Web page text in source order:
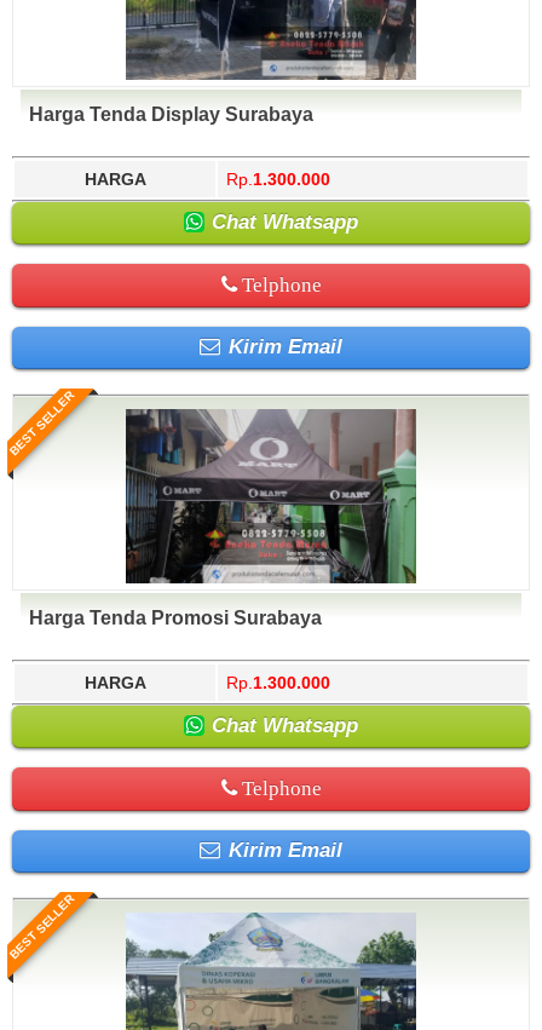
Harga Tenda Display Surabaya
HARGA Rp. 1.300.000
Chat Whatsapp
Telphone
Kirim Email
BEST SELLER
Harga Tenda Promosi Surabaya
HARGA Rp. 1.300.000
Chat Whatsapp
Telphone
Kirim Email
BEST SELLER